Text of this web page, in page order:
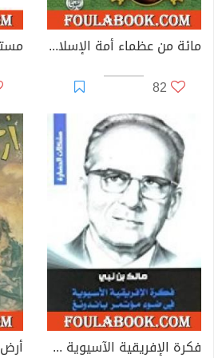
مائة من عظماء أمة الإسلام غيروا مجرى التاريخ
82
فكرة الإفريقية الآسيوية في ضوء مؤتمر باندونغ أرض